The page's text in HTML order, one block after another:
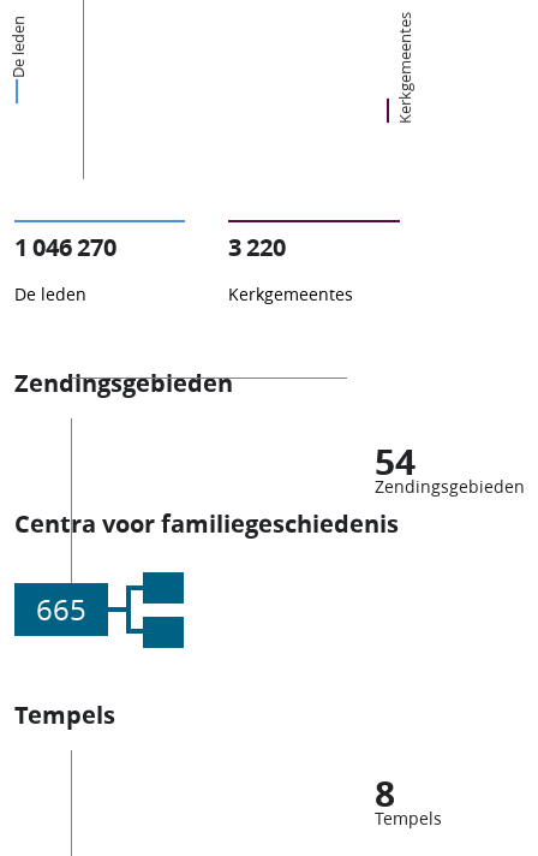
De leden Kerkgemeentes
1 046 270
De leden
3 220
Kerkgemeentes
Zendingsgebieden
54
Zendingsgebieden
Centra voor familiegeschiedenis
665
Tempels
8
Tempels